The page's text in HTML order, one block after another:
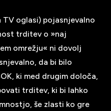
TV oglasi) pojasnjevalno
trditev o »naj
omrežju« ni dovolj
da bi bilo
ki med drugim določa,
trditev, ki bi lahko
še zlasti ko gre